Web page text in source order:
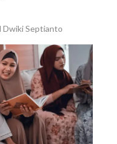
Dwiki Septianto